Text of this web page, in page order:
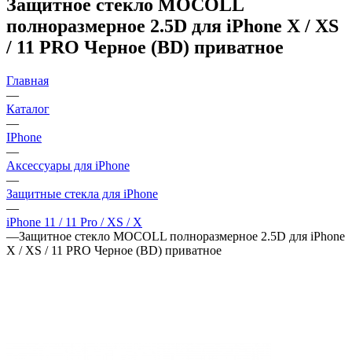
Защитное стекло MOCOLL
полноразмерное 2.5D для iPhone X / XS
/ 11 PRO Черное (BD) приватное
Главная
—
Каталог
—
IPhone
—
Аксессуары для iPhone
—
Защитные стекла для iPhone
—
iPhone 11 / 11 Pro / XS / X
—Защитное стекло MOCOLL полноразмерное 2.5D для iPhone
X / XS / 11 PRO Черное (BD) приватное